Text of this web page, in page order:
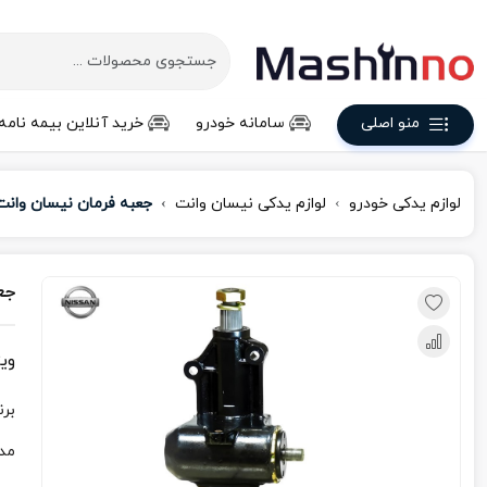
منو اصلی سامانه خودرو خرید آنلاین بیمه
لوازم یدکی خودرو لوازم یدکی نیسان وانت جعبه فرمان نیسان